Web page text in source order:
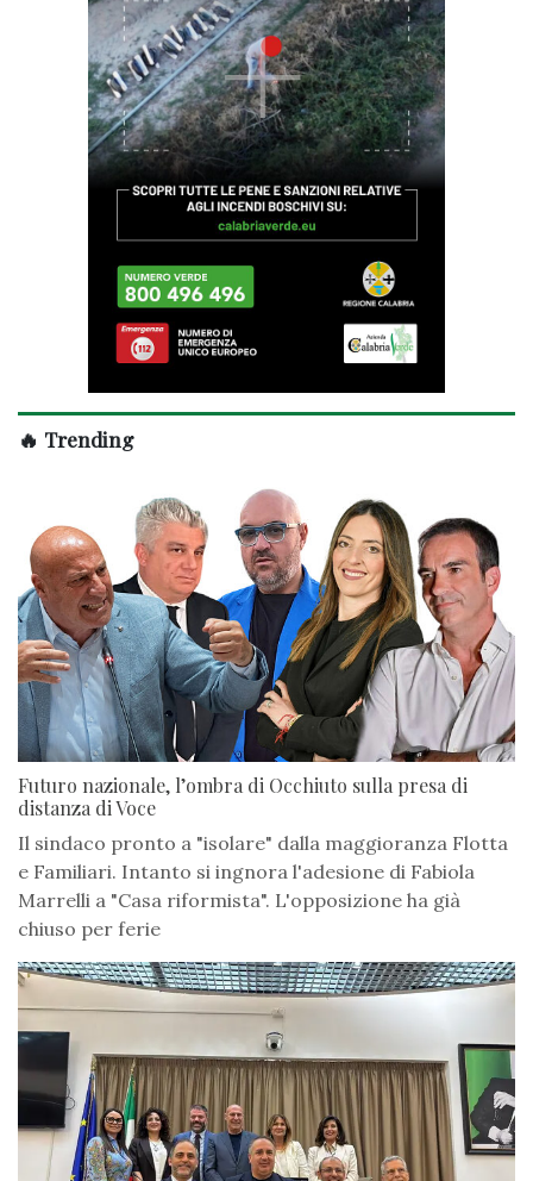
🔥 Trending
Futuro nazionale, l’ombra di Occhiuto sulla presa di
distanza di Voce
Il sindaco pronto a "isolare" dalla maggioranza Flotta
e Familiari. Intanto si ingnora l'adesione di Fabiola
Marrelli a "Casa riformista". L'opposizione ha già
chiuso per ferie